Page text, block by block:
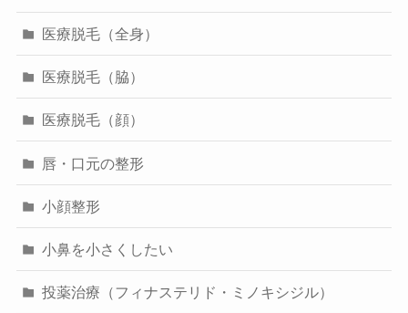
医療脱毛（全身）
医療脱毛（脇）
医療脱毛（顔）
唇・口元の整形
小顔整形
小鼻を小さくしたい
投薬治療（フィナステリド・ミノキシジル）